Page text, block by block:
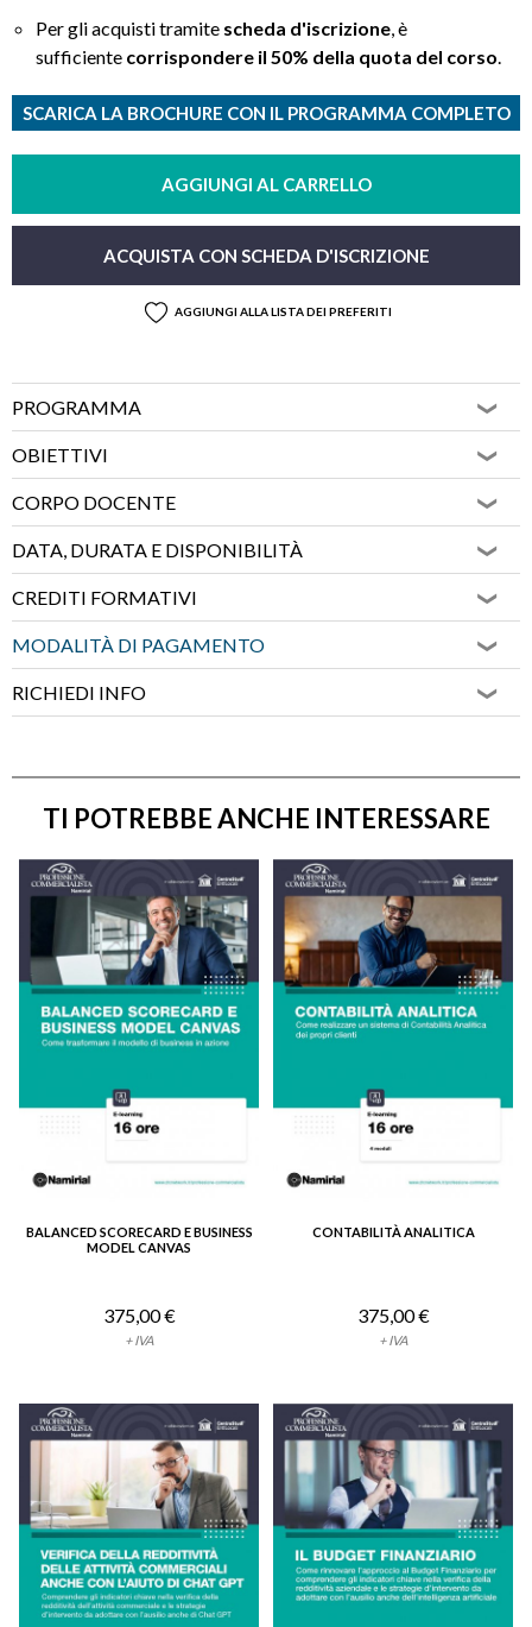
Per gli acquisti tramite scheda d'iscrizione, è
sufficiente corrispondere il 50% della quota del corso.
SCARICA LA BROCHURE CON IL PROGRAMMA COMPLETO
AGGIUNGI AL CARRELLO
ACQUISTA CON SCHEDA D'ISCRIZIONE
AGGIUNGI ALLA LISTA DEI PREFERITI
PROGRAMMA
OBIETTIVI
CORPO DOCENTE
DATA, DURATA E DISPONIBILITÀ
CREDITI FORMATIVI
MODALITÀ DI PAGAMENTO
RICHIEDI INFO
TI POTREBBE ANCHE INTERESSARE
VEDI DETTAGLIO
BALANCED SCORECARD E BUSINESS
MODEL CANVAS
375,00 €
+ IVA
VEDI DETTAGLIO
CONTABILITÀ ANALITICA
375,00 €
+ IVA